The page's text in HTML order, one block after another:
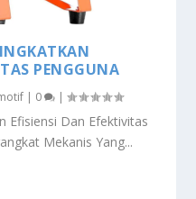
PENGGUNA
| 0 |
Efisiensi Dan Efektivitas
Mekanis Yang...